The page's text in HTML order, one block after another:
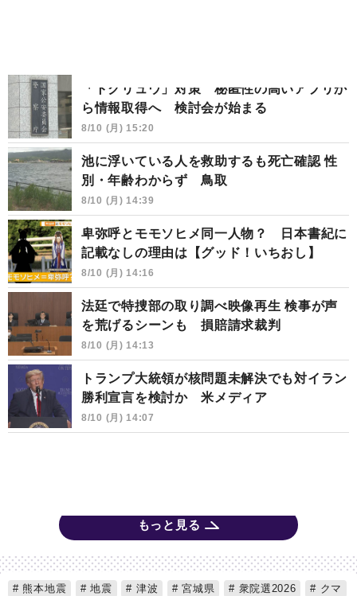
「トクリュウ」対策 秘匿性の高いアプリか
ら情報取得へ 検討会が始まる
8/10 (月) 15:20
池に浮いている人を救助するも死亡確認 性
別・年齢わからず 鳥取
8/10 (月) 14:39
卑弥呼とモモソヒメ同一人物？ 日本書紀に
記載なしの理由は【グッド！いちおし】
8/10 (月) 14:16
法廷で特捜部の取り調べ映像再生 検事が声
を荒げるシーンも 損賠請求裁判
8/10 (月) 14:13
トランプ大統領が核問題未解決でも対イラン
勝利宣言を検討か 米メディア
8/10 (月) 14:07
もっと見る
熊本地震 地震 津波 宮城県 衆院選2026
クマ